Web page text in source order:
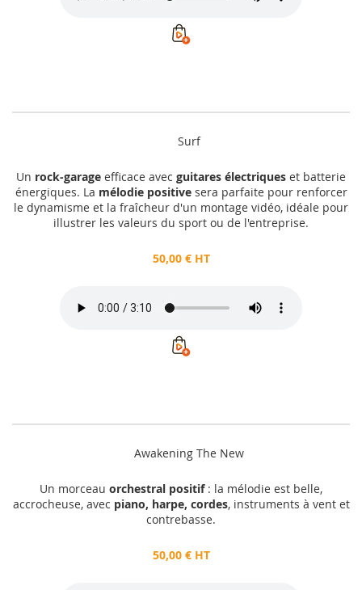
Surf
Un rock-garage efficace avec guitares électriques et batterie
énergiques. La mélodie positivesera parfaite pour renforcer
le dynamisme et la fraîcheur d'un montage vidéo, idéale pour
illustrer les valeurs du sport ou de l'entreprise.
50,00 € HT
Awakening The New
Un morceau orchestral positif: la mélodie est belle,
accrocheuse, avec piano, harpe, cordes, instruments à vent et
contrebasse.
50,00 € HT